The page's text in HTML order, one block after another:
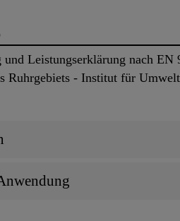
und Leistungserklärung nach
Ruhrgebiets - Institut für